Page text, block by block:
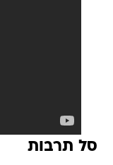
סל תרבות